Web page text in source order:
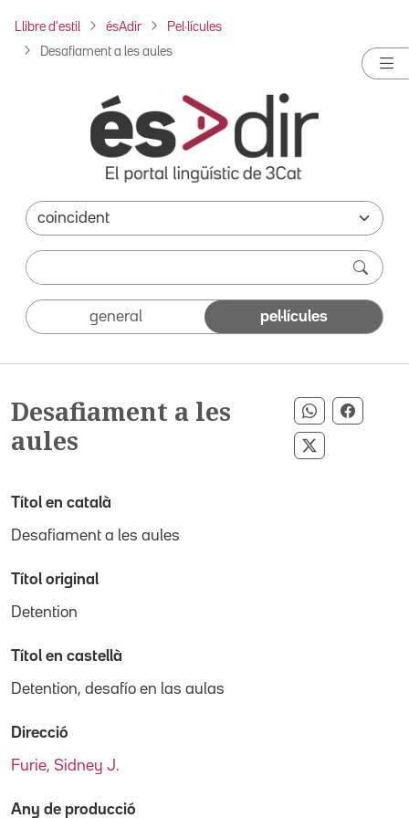
Llibre d'estil ésAdir Pel·lícules
Desafiament a les aules
general pel·lícules
Desafiament a les
aules
Compartir
Compartir
Títol en català
Desafiament a les aules
Títol original
Detention
Títol en castellà
Detention, desafío en las aulas
Direcció
Furie, Sidney J.
Any de producció